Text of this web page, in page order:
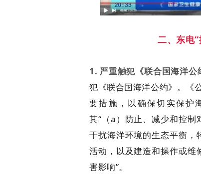
二、东电
1. 严重触犯《联合国海洋公
犯《联合国海洋公约》。《
要措施，以确保切实保护
其“（a）防止、减少和控
干扰海洋环境的生态平衡，
活动，以及建造和操作或维
害影响”。